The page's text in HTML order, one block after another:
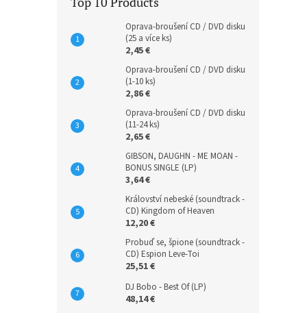
Oprava-broušení CD / DVD disku
(25 a více ks)
2,45 €
Oprava-broušení CD / DVD disku
(1-10 ks)
2,86 €
Oprava-broušení CD / DVD disku
(11-24 ks)
2,65 €
GIBSON, DAUGHN - ME MOAN -
BONUS SINGLE (LP)
3,64 €
Království nebeské (soundtrack -
CD) Kingdom of Heaven
12,20 €
Probuď se, špione (soundtrack -
CD) Espion Leve-Toi
25,51 €
DJ Bobo - Best Of (LP)
48,14 €